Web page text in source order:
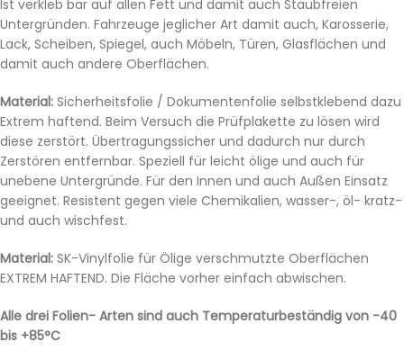
Ist verkleb bar auf allen Fett und damit auch Staubfreien
Untergründen. Fahrzeuge jeglicher Art damit auch, Karosserie,
Lack, Scheiben, Spiegel, auch Möbeln, Türen, Glasflächen und
damit auch andere Oberflächen.
Material: Sicherheitsfolie / Dokumentenfolie selbstklebend dazu
Extrem haftend. Beim Versuch die Prüfplakette zu lösen wird
diese zerstört. Übertragungssicher und dadurch nur durch
Zerstören entfernbar. Speziell für leicht ölige und auch für
unebene Untergründe. Für den Innen und auch Außen Einsatz
geeignet. Resistent gegen viele Chemikalien, wasser-, öl- kratz-
und auch wischfest.
Material: SK-Vinylfolie für Ölige verschmutzte Oberflächen
EXTREM HAFTEND. Die Fläche vorher einfach abwischen.
Alle drei Folien- Arten sind auch Temperaturbeständig von -40
bis +85°C